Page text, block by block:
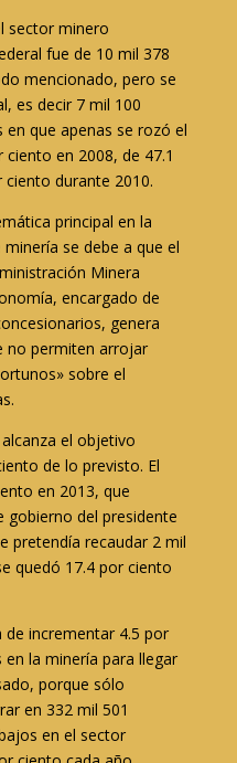
sector minero
fue de 10 mil 378
mencionado, pero se
es decir 7 mil 100
que apenas se rozó el
en 2008, de 47.1
durante 2010.
principal en la
se debe a que el
Minera
encargado de
genera
no permiten arrojar
sobre el
el objetivo
de lo previsto. El
en 2013, que
gobierno del presidente
pretendía recaudar 2 mil
quedó 17.4 por ciento
incrementar 4.5 por
la minería para llegar
porque sólo
en 332 mil 501
en el sector